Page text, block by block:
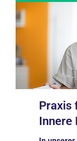
Praxis
Innere